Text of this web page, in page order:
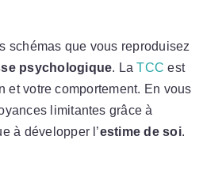
schémas que vous reproduisez
psychologique. LaTCC est
et votre comportement. En vous
limitantes grâce à
à développer l’estime de soi.